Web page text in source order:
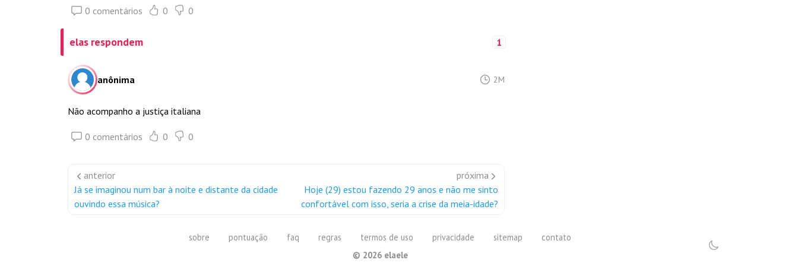
0 comentários 0 0
elas respondem 1
anônima 2M
Não acompanho a justiça italiana
0 comentários 0 0
anterior
Já se imaginou num bar à noite e distante da cidade
ouvindo essa música?
próxima
Hoje (29) estou fazendo 29 anos e não me sinto
confortável com isso, seria a crise da meia-idade?
sobre pontuação faq regras termos de uso privacidade sitemap
contato
© 2026elaele